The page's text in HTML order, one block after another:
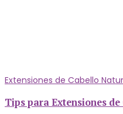
Extensiones de Cabello
Tips para Extensiones